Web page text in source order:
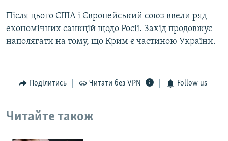
Після цього США і Європейський союз ввели ряд
економічних санкцій щодо Росії. Захід продовжує
наполягати на тому, що Крим є частиною України.
Поділитись Читати без VPN Follow us
Читайте також